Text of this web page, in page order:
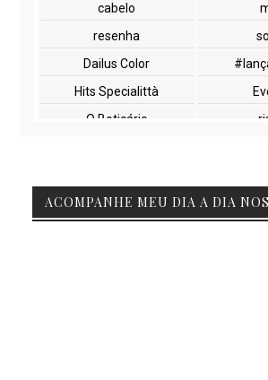
cabelo
resenha
Dailus Color
Hits Specialittà
O Boticário
Beauty Fair
ACOMPANHE MEU DIA A DIA